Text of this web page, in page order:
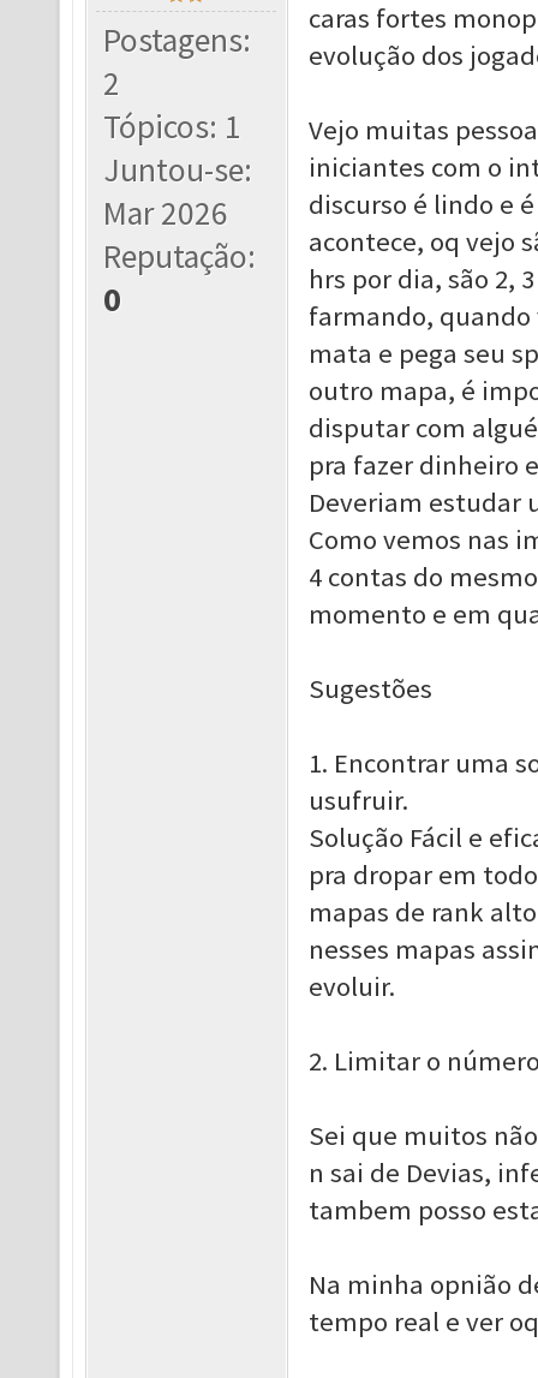
Postagens:
2
Tópicos: 1
Juntou-se:
Mar 2026
Reputação:
0
caras fortes
evolução dos
Vejo muitas
iniciantes com o
discurso é lindo e
acontece, oq vejo
hrs por dia, são 2,
farmando,
mata e pega seu
outro mapa, é
disputar com
pra fazer dinheiro
Deveriam estudar
Como vemos nas
4 contas do
momento e em
Sugestões
1. Encontrar uma
usufruir.
Solução Fácil e
pra dropar em
mapas de rank
nesses mapas
evoluir.
2. Limitar o
Sei que muitos
n sai de Devias,
tambem posso
Na minha opnião
tempo real e ver